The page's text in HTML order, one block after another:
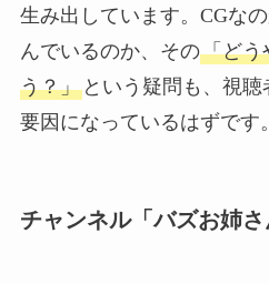
生み出しています。CGな
んでいるのか、その「どう
う？」という疑問も、視
要因になっているはずです。
チャンネル「バズお姉